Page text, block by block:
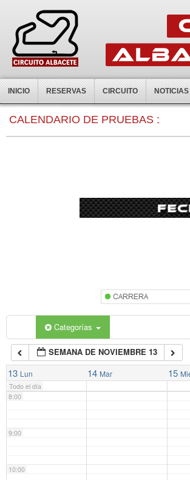
INICIO RESERVAS CIRCUITO NOTICIAS
CALENDARIO DE PRUEBAS :
Categorías
SEMANA DE NOVIEMBRE 13
13 Lun 14 Mar 15
Todo el día
0:00
7:00
8:00
9:00
10:00